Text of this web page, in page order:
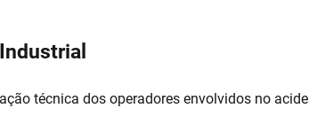
técnica dos operadores envolvidos no